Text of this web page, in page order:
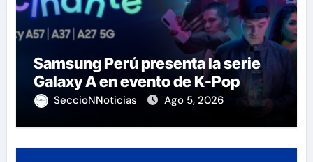
Samsung Perú presenta la serie
Galaxy A en evento de K-Pop
SeccioNNoticias Ago 5, 2026